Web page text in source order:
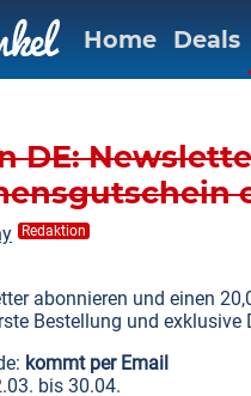
Home Deals
DE:
Redaktion
abonnieren und einen
Bestellung und exklusive
kommt per Email
bis 30.04.